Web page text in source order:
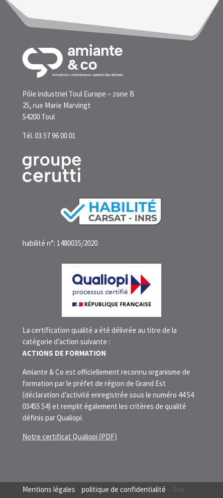
Pôle industriel Toul Europe – zone B
25, rue Marie Marvingt
54200 Toul
Tél. 03 57 96 00 01
habilité n°: 1480035/2020
La certification qualité a été délivrée au titre de la
catégorie d’action suivante :
ACTIONS DE FORMATION
Amiante & Co est officiellement reconnu organisme de
formation par le préfet de région de Grand Est
(déclaration d’activité enregistrée sous le numéro 44 54
03455 54) et remplit également les critères de qualité
définis par Qualiopi.
Notre certificat Qualiopi (PDF)
Mentions légales – politique de confidentialité – Site